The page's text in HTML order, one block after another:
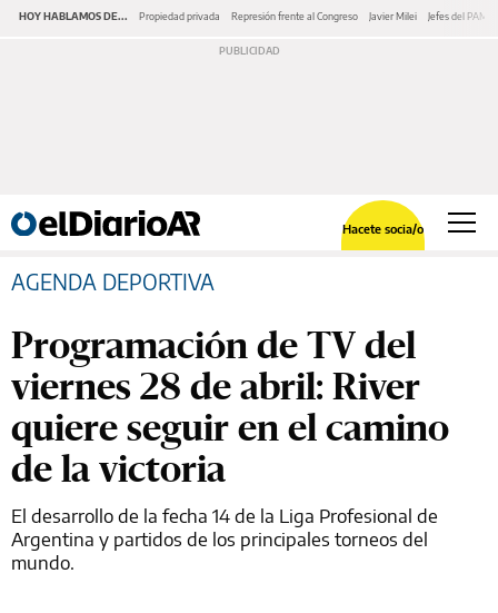
HOY HABLAMOS DE... Propiedad privada Represión frente al Congreso Javier Milei Jefes del PAMI
Hacete socia/o
AGENDA DEPORTIVA
Programación de TV del
viernes 28 de abril: River
quiere seguir en el camino
de la victoria
El desarrollo de la fecha 14 de la Liga Profesional de
Argentina y partidos de los principales torneos del
mundo.